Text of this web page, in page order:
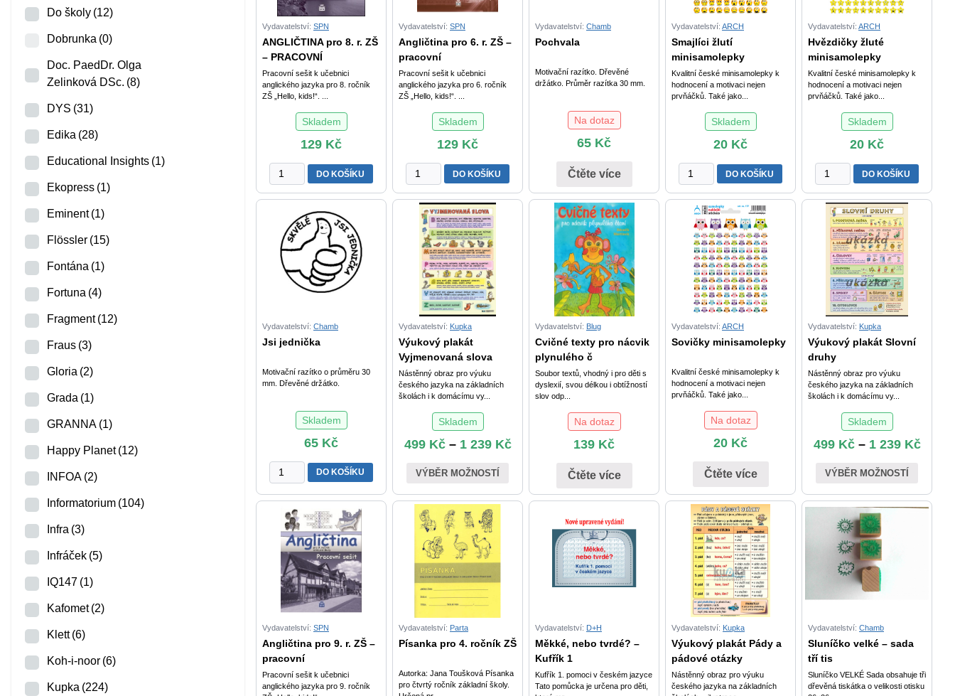
Do školy (12)
Dobrunka (0)
Doc. PaedDr. Olga
Zelinková DSc. (8)
DYS (31)
Edika (28)
Educational Insights (1)
Ekopress (1)
Eminent (1)
Flössler (15)
Fontána (1)
Fortuna (4)
Fragment (12)
Fraus (3)
Gloria (2)
Grada (1)
GRANNA (1)
Happy Planet (12)
INFOA (2)
Informatorium (104)
Infra (3)
Infráček (5)
IQ147 (1)
Kafomet (2)
Klett (6)
Koh-i-noor (6)
Kupka (224)
učení
pro
IV.
ročník
Vydavatelství: SPN
ANGLIČTINA pro 8. r. ZŠ
– PRACOVNÍ
Pracovní sešit k učebnici
anglického jazyka pro 8. ročník
ZŠ „Hello, kids!“. ...
Skladem
129 Kč
ANGLIČTINA
pro
8.
PRACOVNÍ
SEŠIT
množství
DO KOŠÍKU
Vydavatelství: SPN
Angličtina pro 6. r. ZŠ –
pracovní
Pracovní sešit k učebnici
anglického jazyka pro 6. ročník
ZŠ „Hello, kids!“. ...
Skladem
129 Kč
Angličtina
pro
6.
pracovní
sešit
množství
DO KOŠÍKU
Vydavatelství: Chamb
Pochvala
Motivační razítko. Dřevěné
držátko. Průměr razítka 30 mm.
Na dotaz
65 Kč
Čtěte více
Vydavatelství: ARCH
Smajlíci žlutí
minisamolepky
Kvalitní české minisamolepky k
hodnocení a motivaci nejen
prvňáčků. Také jako...
Skladem
20 Kč
Smajlíci
žlutí
minisamolepky
množství
DO KOŠÍKU
Vydavatelství: ARCH
Hvězdičky žluté
minisamolepky
Kvalitní české minisamolepky k
hodnocení a motivaci nejen
prvňáčků. Také jako...
Skladem
20 Kč
Hvězdičky
žluté
minisamolepky
množství
DO KOŠÍKU
Vydavatelství: Chamb
Jsi jednička
Motivační razítko o průměru 30
mm. Dřevěné držátko.
Skladem
65 Kč
Jsi
jednička
množství
DO KOŠÍKU
Vydavatelství: Kupka
Výukový plakát
Vyjmenovaná slova
Nástěnný obraz pro výuku
českého jazyka na základních
školách i k domácímu vy...
Skladem
499 Kč– 1 239 Kč
VÝBĚR MOŽNOSTÍ
Vydavatelství: Blug
Cvičné texty pro nácvik
plynulého č
Soubor textů, vhodný i pro děti s
dyslexií, svou délkou i obtížností
slov odp...
Na dotaz
139 Kč
Čtěte více
Vydavatelství: ARCH
Sovičky minisamolepky
Kvalitní české minisamolepky k
hodnocení a motivaci nejen
prvňáčků. Také jako...
Na dotaz
20 Kč
Čtěte více
Vydavatelství: Kupka
Výukový plakát Slovní
druhy
Nástěnný obraz pro výuku
českého jazyka na základních
školách i k domácímu vy...
Skladem
499 Kč– 1 239 Kč
VÝBĚR MOŽNOSTÍ
Vydavatelství: SPN
Angličtina pro 9. r. ZŠ –
pracovní
Pracovní sešit k učebnici
anglického jazyka pro 9. ročník
Vydavatelství: Parta
Písanka pro 4. ročník ZŠ
Autorka: Jana Toušková Písanka
pro čtvrtý ročník základní školy.
Vydavatelství: D+H
Měkké, nebo tvrdé? –
Kufřík 1
Kufřík 1. pomoci v českém jazyce
Tato pomůcka je určena pro děti,
Vydavatelství: Kupka
Výukový plakát Pády a
pádové otázky
Nástěnný obraz pro výuku
českého jazyka na základních
Vydavatelství: Chamb
Sluníčko velké – sada
tří tis
Sluníčko VELKÉ Sada obsahuje tři
dřevěná tiskátka o velikosti otisku